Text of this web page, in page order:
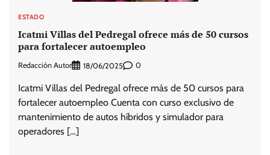
ESTADO
Icatmi Villas del Pedregal ofrece más de 50 cursos
para fortalecer autoempleo
Redacción Autor 18/06/2025 0
Icatmi Villas del Pedregal ofrece más de 50 cursos para
fortalecer autoempleo Cuenta con curso exclusivo de
mantenimiento de autos híbridos y simulador para
operadores […]